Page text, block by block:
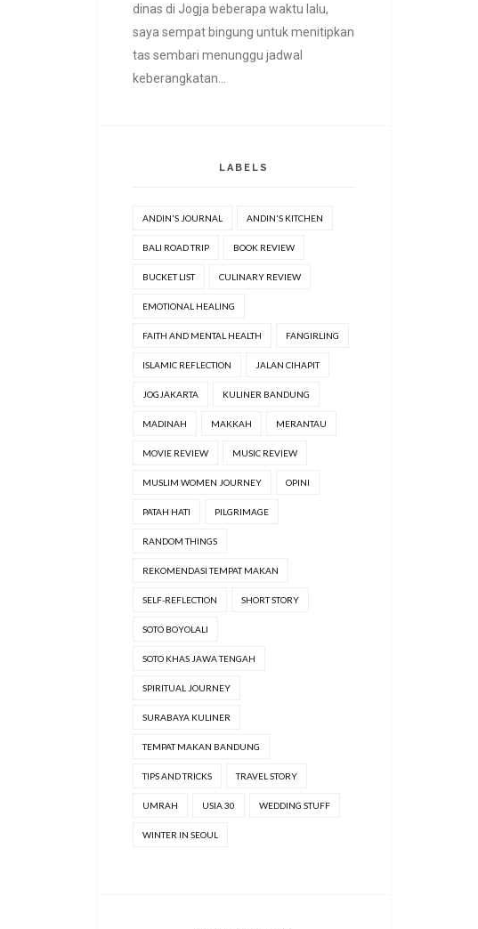
dinas di Jogja beberapa waktu lalu,
saya sempat bingung untuk menitipkan
tas sembari menunggu jadwal
keberangkatan...
LABELS
ANDIN'S JOURNAL ANDIN'S KITCHEN
BALI ROAD TRIP BOOK REVIEW
BUCKET LIST CULINARY REVIEW
EMOTIONAL HEALING
FAITH AND MENTAL HEALTH FANGIRLING
ISLAMIC REFLECTION JALAN CIHAPIT
JOGJAKARTA KULINER BANDUNG
MADINAH MAKKAH MERANTAU
MOVIE REVIEW MUSIC REVIEW
MUSLIM WOMEN JOURNEY OPINI
PATAH HATI PILGRIMAGE
RANDOM THINGS
REKOMENDASI TEMPAT MAKAN
SELF-REFLECTION SHORT STORY
SOTO BOYOLALI
SOTO KHAS JAWA TENGAH
SPIRITUAL JOURNEY
SURABAYA KULINER
TEMPAT MAKAN BANDUNG
TIPS AND TRICKS TRAVEL STORY
UMRAH USIA 30 WEDDING STUFF
WINTER IN SEOUL